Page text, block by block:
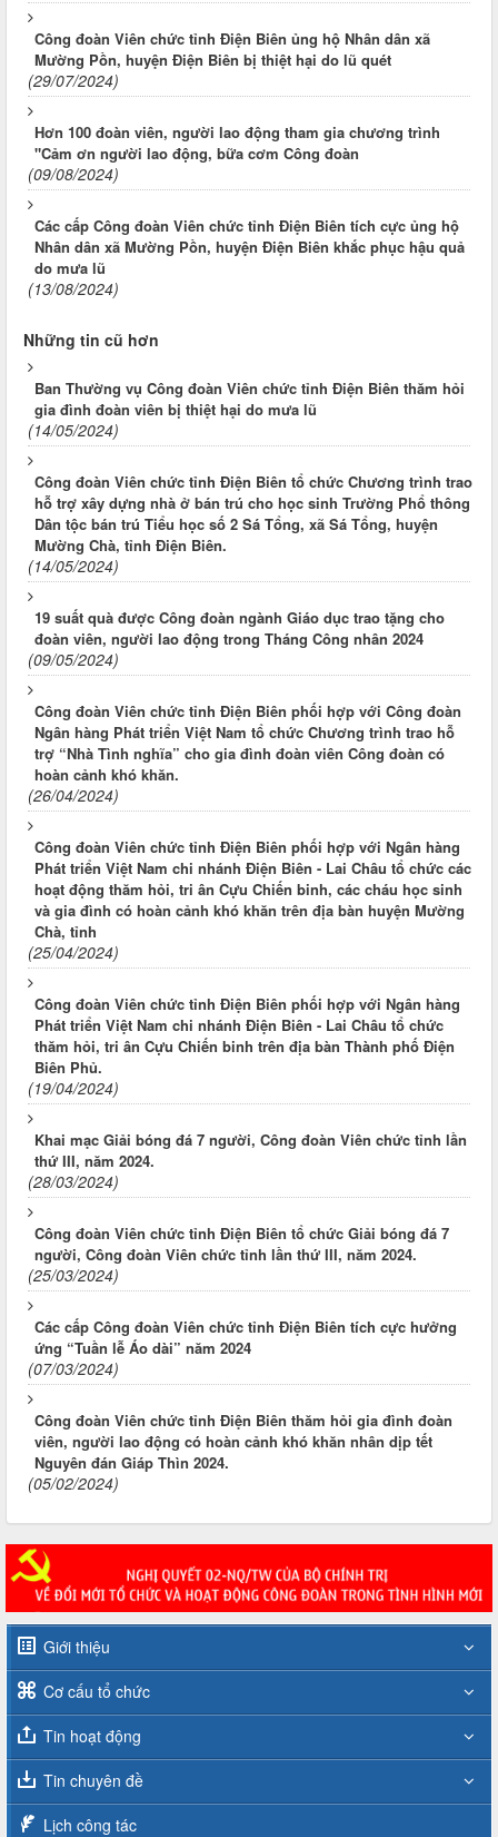
Công đoàn Viên chức tỉnh Điện Biên ủng hộ Nhân dân xã
Mường Pồn, huyện Điện Biên bị thiệt hại do lũ quét
(29/07/2024)
Hơn 100 đoàn viên, người lao động tham gia chương trình
"Cảm ơn người lao động, bữa cơm Công đoàn
(09/08/2024)
Các cấp Công đoàn Viên chức tỉnh Điện Biên tích cực ủng hộ
Nhân dân xã Mường Pồn, huyện Điện Biên khắc phục hậu quả
do mưa lũ
(13/08/2024)
Những tin cũ hơn
Ban Thường vụ Công đoàn Viên chức tỉnh Điện Biên thăm hỏi
gia đình đoàn viên bị thiệt hại do mưa lũ
(14/05/2024)
Công đoàn Viên chức tỉnh Điện Biên tổ chức Chương trình trao
hỗ trợ xây dựng nhà ở bán trú cho học sinh Trường Phổ thông
Dân tộc bán trú Tiểu học số 2 Sá Tổng, xã Sá Tổng, huyện
Mường Chà, tỉnh Điện Biên.
(14/05/2024)
19 suất quà được Công đoàn ngành Giáo dục trao tặng cho
đoàn viên, người lao động trong Tháng Công nhân 2024
(09/05/2024)
Công đoàn Viên chức tỉnh Điện Biên phối hợp với Công đoàn
Ngân hàng Phát triển Việt Nam tổ chức Chương trình trao hỗ
trợ “Nhà Tình nghĩa” cho gia đình đoàn viên Công đoàn có
hoàn cảnh khó khăn.
(26/04/2024)
Công đoàn Viên chức tỉnh Điện Biên phối hợp với Ngân hàng
Phát triển Việt Nam chi nhánh Điện Biên - Lai Châu tổ chức các
hoạt động thăm hỏi, tri ân Cựu Chiến binh, các cháu học sinh
và gia đình có hoàn cảnh khó khăn trên địa bàn huyện Mường
Chà, tỉnh
(25/04/2024)
Công đoàn Viên chức tỉnh Điện Biên phối hợp với Ngân hàng
Phát triển Việt Nam chi nhánh Điện Biên - Lai Châu tổ chức
thăm hỏi, tri ân Cựu Chiến binh trên địa bàn Thành phố Điện
Biên Phủ.
(19/04/2024)
Khai mạc Giải bóng đá 7 người, Công đoàn Viên chức tỉnh lần
thứ III, năm 2024.
(28/03/2024)
Công đoàn Viên chức tỉnh Điện Biên tổ chức Giải bóng đá 7
người, Công đoàn Viên chức tỉnh lần thứ III, năm 2024.
(25/03/2024)
Các cấp Công đoàn Viên chức tỉnh Điện Biên tích cực hưởng
ứng “Tuần lễ Áo dài” năm 2024
(07/03/2024)
Công đoàn Viên chức tỉnh Điện Biên thăm hỏi gia đình đoàn
viên, người lao động có hoàn cảnh khó khăn nhân dịp tết
Nguyên đán Giáp Thìn 2024.
(05/02/2024)
Giới thiệu
Cơ cấu tổ chức
Tin hoạt động
Tin chuyên đề
Lịch công tác